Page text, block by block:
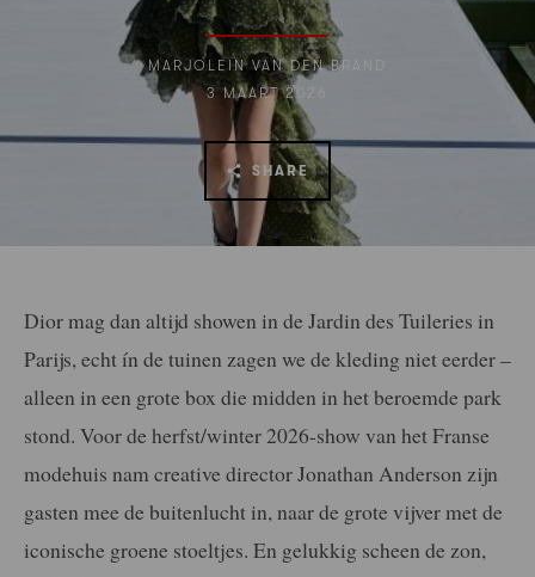
MARJOLEIN VAN DEN BRAND
3 MAART 2026
SHARE
Dior mag dan altijd showen in de Jardin des Tuileries in
Parijs, echt ín de tuinen zagen we de kleding niet eerder –
alleen in een grote box die midden in het beroemde park
stond. Voor de herfst/winter 2026-show van het Franse
modehuis nam creative director Jonathan Anderson zijn
gasten mee de buitenlucht in, naar de grote vijver met de
iconische groene stoeltjes. En gelukkig scheen de zon,